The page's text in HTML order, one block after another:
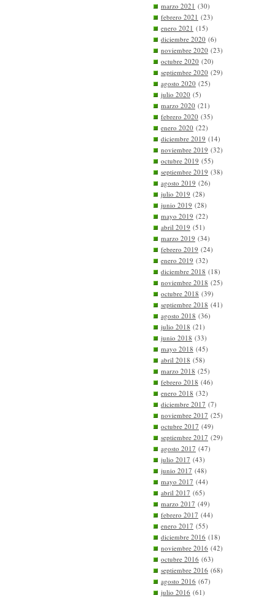
marzo 2021 (30)
febrero 2021 (23)
enero 2021 (15)
diciembre 2020 (6)
noviembre 2020 (23)
octubre 2020 (20)
septiembre 2020 (29)
agosto 2020 (25)
julio 2020 (5)
marzo 2020 (21)
febrero 2020 (35)
enero 2020 (22)
diciembre 2019 (14)
noviembre 2019 (32)
octubre 2019 (55)
septiembre 2019 (38)
agosto 2019 (26)
julio 2019 (28)
junio 2019 (28)
mayo 2019 (22)
abril 2019 (51)
marzo 2019 (34)
febrero 2019 (24)
enero 2019 (32)
diciembre 2018 (18)
noviembre 2018 (25)
octubre 2018 (39)
septiembre 2018 (41)
agosto 2018 (36)
julio 2018 (21)
junio 2018 (33)
mayo 2018 (45)
abril 2018 (58)
marzo 2018 (25)
febrero 2018 (46)
enero 2018 (32)
diciembre 2017 (7)
noviembre 2017 (25)
octubre 2017 (49)
septiembre 2017 (29)
agosto 2017 (47)
julio 2017 (43)
junio 2017 (48)
mayo 2017 (44)
abril 2017 (65)
marzo 2017 (49)
febrero 2017 (44)
enero 2017 (55)
diciembre 2016 (18)
noviembre 2016 (42)
octubre 2016 (63)
septiembre 2016 (68)
agosto 2016 (67)
julio 2016 (61)